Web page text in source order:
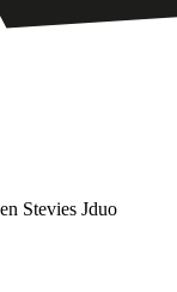
Stevies Jduo